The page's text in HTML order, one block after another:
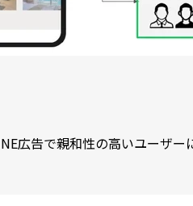
広告で親和性の高いユーザー